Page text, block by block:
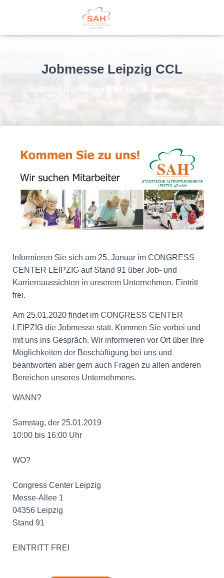
Jobmesse Leipzig CCL
Published by Steven Kloß 21. Januar 2020
Informieren Sie sich am 25. Januar im CONGRESS
CENTER LEIPZIG auf Stand 91 über Job- und
Karriereaussichten in unserem Unternehmen. Eintritt
frei.
Am 25.01.2020 findet im CONGRESS CENTER
LEIPZIG die Jobmesse statt. Kommen Sie vorbei und
mit uns ins Gespräch. Wir informieren vor Ort über Ihre
Möglichkeiten der Beschäftigung bei uns und
beantworten aber gern auch Fragen zu allen anderen
Bereichen unseres Unternehmens.
WANN?
Samstag, der 25.01.2019
10:00 bis 16:00 Uhr
WO?
Congress Center Leipzig
Messe-Allee 1
04356 Leipzig
Stand 91
EINTRITT FREI